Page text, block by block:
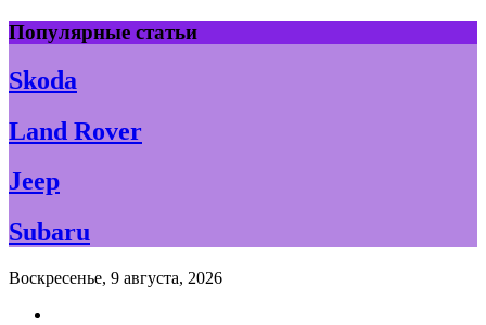
Skip
to
content
Популярные статьи
Skoda
Land Rover
Jeep
Subaru
Воскресенье, 9 августа, 2026